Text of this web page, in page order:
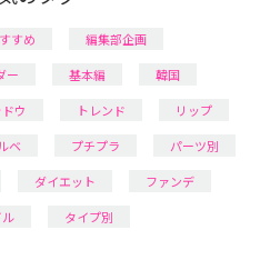
すめ
編集部企画
ー
基本編
韓国
ウ トレンド
リップ
ベ プチプラ
パーツ別
ダイエット
ファンデ
タイプ別